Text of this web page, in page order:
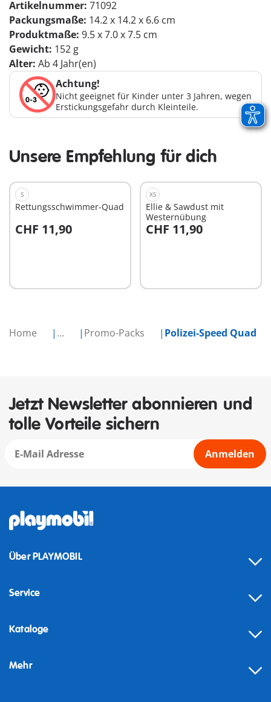
Home ... Promo-Packs Polizei-Speed Quad
Artikelnummer: 71092
Packungsmaße: 14.2 x 14.2 x 6.6 cm
Produktmaße: 9.5 x 7.0 x 7.5 cm
Gewicht: 152 g
Alter: Ab 4 Jahr(en)
Achtung!
Nicht geeignet für Kinder unter 3 Jahren, wegen
Erstickungsgefahr durch Kleinteile.
Unsere Empfehlung für dich
S
Rettungsschwimmer-Quad
CHF 11,90
In den Warenkorb
XS
Ellie & Sawdust mit
Westernübung
CHF 11,90
In den Warenkorb
Jetzt Newsletter abonnieren und
tolle Vorteile sichern
Anmelden
Über PLAYMOBIL
Service
Kataloge
Mehr